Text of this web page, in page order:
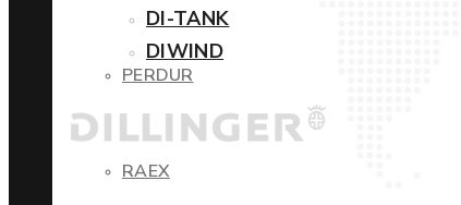
PERDUR
RAEX
DI-TANK
DIWIND